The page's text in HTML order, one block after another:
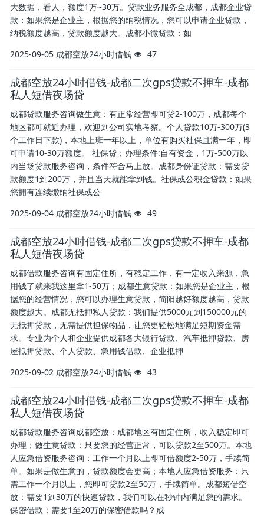
大数据，看人，额度1万~30万。贷款业务服务全成都，成都企业贷
款：如果您是企业主，根据您的纳税情况，您可以申请企业贷款，
纳税额度越高，贷款额度越大。成都小微贷款：如
2025-09-05 成都空放24小时借钱 47
成都空放24小时借钱-成都二次gps贷款不押车-成都
私人短借夜场贷
成都贷款服务咨询做生意：有正常经营即可贷2-100万，成都每个
地区都可就近办理，欢迎到公司实地考察。个人贷款10万-300万(3
个工作日下款)，本地上班一年以上，单位有购买社保且满一年，即
可申请10-30万额度。 社保贷；办理条件:自有资金，1万-500万以
内当场贷款服务咨询，条件符合马上放。成都身份证贷款：需要贷
款额度1到200万，并且当天就能拿到钱。社保或公积金贷款：如果
您拥有连续缴纳社保或公
2025-09-04 成都空放24小时借钱 49
成都空放24小时借钱-成都二次gps贷款不押车-成都
私人短借夜场贷
成都借款服务咨询有固定住所，有稳定工作，有一定收入来源，急
用钱了就来我这里拿1-50万；成都生意贷款：如果您是企业主，根
据您的经营情况，您可以办理生意贷款，简阳越好额度越高，贷款
额度越大。成都无抵押私人贷款：我们提供5000元到150000元的
无抵押贷款，无需提供担保物品，让您更轻松地满足短期资金需
求。专业为个人和企业提供成都各大银行贷款、汽车抵押贷款、房
屋抵押贷款、个人贷款、急用钱借款、企业抵押
2025-09-02 成都空放24小时借钱 43
成都空放24小时借钱-成都二次gps贷款不押车-成都
私人短借夜场贷
成都贷款服务咨询成都空放：成都地区有固定住所，收入稳定即可
办理；做生意贷款：只要您的经营正常，可以贷款2至500万。本地
人应急借资服务咨询：工作一个月以上即可借额度2-50万，手续简
单。如果是做生意的，贷款额度会更高；本地人应急借资服务：只
需工作一个月以上，您即可贷款2至50万，手续简单。成都短借空
放：需要1到30万的快速贷款，我们可以在秒钟内满足您的需求。
保密借款：需要1至20万的保密借款吗？成